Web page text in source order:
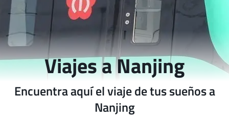
Viajes a Nanjing
Encuentra aquí el viaje de tus sueños a
Nanjing